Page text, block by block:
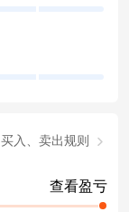
买入、卖出规则
查看盈亏